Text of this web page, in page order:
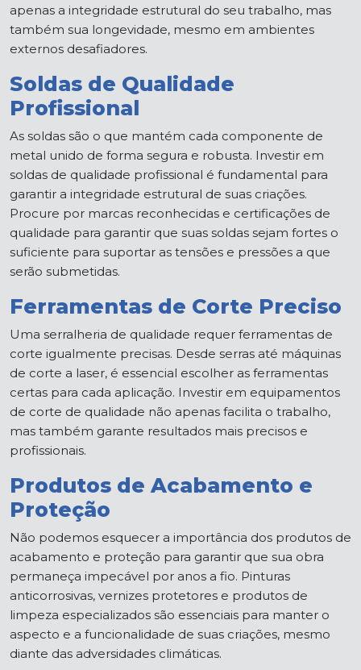
apenas a integridade estrutural do seu trabalho, mas
também sua longevidade, mesmo em ambientes
externos desafiadores.
Soldas de Qualidade
Profissional
As soldas são o que mantém cada componente de
metal unido de forma segura e robusta. Investir em
soldas de qualidade profissional é fundamental para
garantir a integridade estrutural de suas criações.
Procure por marcas reconhecidas e certificações de
qualidade para garantir que suas soldas sejam fortes o
suficiente para suportar as tensões e pressões a que
serão submetidas.
Ferramentas de Corte Preciso
Uma serralheria de qualidade requer ferramentas de
corte igualmente precisas. Desde serras até máquinas
de corte a laser, é essencial escolher as ferramentas
certas para cada aplicação. Investir em equipamentos
de corte de qualidade não apenas facilita o trabalho,
mas também garante resultados mais precisos e
profissionais.
Produtos de Acabamento e
Proteção
Não podemos esquecer a importância dos produtos de
acabamento e proteção para garantir que sua obra
permaneça impecável por anos a fio. Pinturas
anticorrosivas, vernizes protetores e produtos de
limpeza especializados são essenciais para manter o
aspecto e a funcionalidade de suas criações, mesmo
diante das adversidades climáticas.